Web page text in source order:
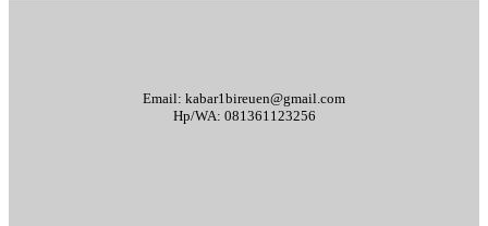
Email: kabar1bireuen@gmail.com
Hp/WA: 081361123256